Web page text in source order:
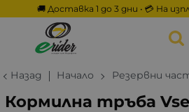
🚚 Доставка 1 до 3 дни • 💳 На
Назад Начало Резервни
Кормилна тръба